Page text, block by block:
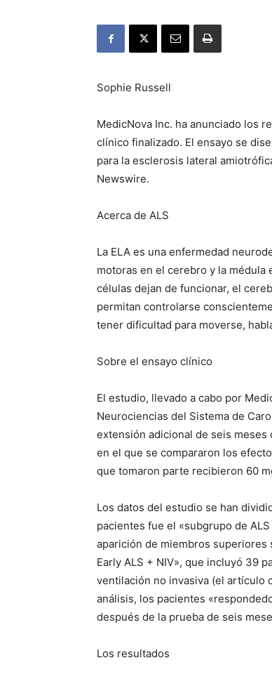
Sophie Russell
MedicNova Inc. ha anunciado los
clínico finalizado. El ensayo se
para la esclerosis lateral
Newswire.
Acerca de ALS
La ELA es una enfermedad
motoras en el cerebro y la médula
células dejan de funcionar, el
permitan controlarse
tener dificultad para moverse,
Sobre el ensayo clínico
El estudio, llevado a cabo por
Neurociencias del Sistema de
extensión adicional de seis meses
en el que se compararon los
que tomaron parte recibieron 60
Los datos del estudio se han
pacientes fue el «subgrupo de
aparición de miembros superiores
Early ALS + NIV», que incluyó 39
ventilación no invasiva (el artículo
análisis, los pacientes
después de la prueba de seis
Los resultados